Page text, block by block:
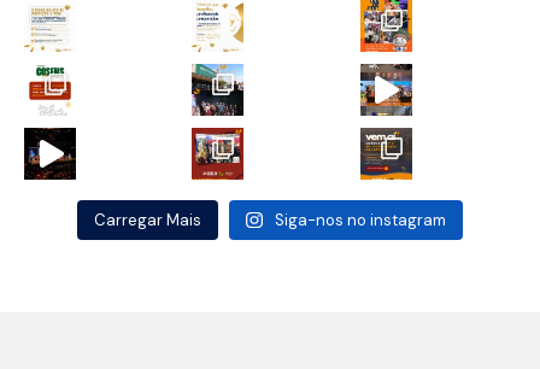
Carregar Mais Siga-nos no instagram